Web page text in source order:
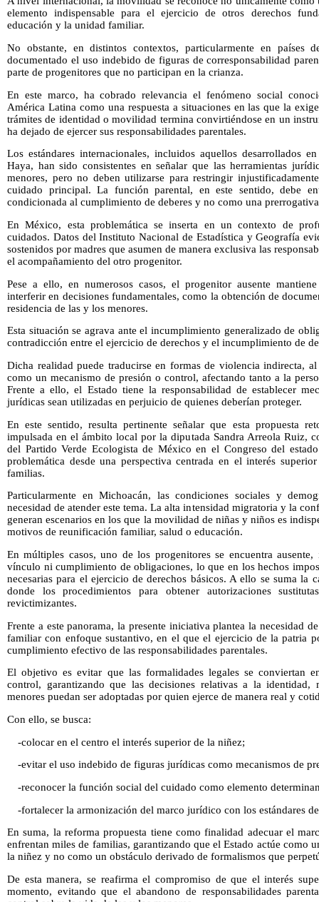
elemento indispensable para el ejercicio de otros derechos
educación y la unidad familiar.
No obstante, en distintos contextos, particularmente en países
documentado el uso indebido de figuras de corresponsabilidad
parte de progenitores que no participan en la crianza.
En este marco, ha cobrado relevancia el fenómeno social
América Latina como una respuesta a situaciones en las que la
trámites de identidad o movilidad termina convirtiéndose en un
ha dejado de ejercer sus responsabilidades parentales.
Los estándares internacionales, incluidos aquellos desarrollados
Haya, han sido consistentes en señalar que las herramientas
menores, pero no deben utilizarse para restringir
cuidado principal. La función parental, en este sentido, debe
condicionada al cumplimiento de deberes y no como una
En México, esta problemática se inserta en un contexto de
cuidados. Datos del Instituto Nacional de Estadística y Geografía
sostenidos por madres que asumen de manera exclusiva las
el acompañamiento del otro progenitor.
Pese a ello, en numerosos casos, el progenitor ausente
interferir en decisiones fundamentales, como la obtención de
residencia de las y los menores.
Esta situación se agrava ante el incumplimiento generalizado de
contradicción entre el ejercicio de derechos y el incumplimiento de
Dicha realidad puede traducirse en formas de violencia indirecta,
como un mecanismo de presión o control, afectando tanto a la
Frente a ello, el Estado tiene la responsabilidad de establecer
jurídicas sean utilizadas en perjuicio de quienes deberían proteger.
En este sentido, resulta pertinente señalar que esta propuesta
impulsada en el ámbito local por la diputada Sandra Arreola Ruiz,
del Partido Verde Ecologista de México en el Congreso del
problemática desde una perspectiva centrada en el interés
familias.
Particularmente en Michoacán, las condiciones sociales y
necesidad de atender este tema. La alta intensidad migratoria y la
generan escenarios en los que la movilidad de niñas y niños es
motivos de reunificación familiar, salud o educación.
En múltiples casos, uno de los progenitores se encuentra
vínculo ni cumplimiento de obligaciones, lo que en los hechos
necesarias para el ejercicio de derechos básicos. A ello se suma la
donde los procedimientos para obtener autorizaciones
revictimizantes.
Frente a este panorama, la presente iniciativa plantea la necesidad
familiar con enfoque sustantivo, en el que el ejercicio de la patria
cumplimiento efectivo de las responsabilidades parentales.
El objetivo es evitar que las formalidades legales se conviertan
control, garantizando que las decisiones relativas a la
menores puedan ser adoptadas por quien ejerce de manera real y
Con ello, se busca:
-colocar en el centro el interés superior de la niñez;
-evitar el uso indebido de figuras jurídicas como mecanismos de
-reconocer la función social del cuidado como elemento
-fortalecer la armonización del marco jurídico con los estándares
En suma, la reforma propuesta tiene como finalidad adecuar el
enfrentan miles de familias, garantizando que el Estado actúe como
la niñez y no como un obstáculo derivado de formalismos que
De esta manera, se reafirma el compromiso de que el interés
momento, evitando que el abandono de responsabilidades